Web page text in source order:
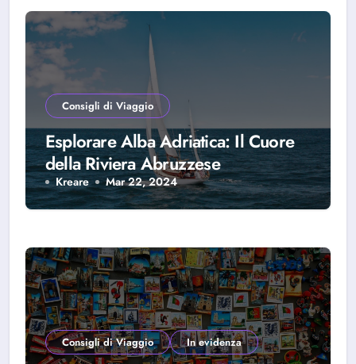
Consigli di Viaggio
Esplorare Alba Adriatica: Il Cuore
della Riviera Abruzzese
Kreare Mar 22, 2024
Consigli di Viaggio In evidenza